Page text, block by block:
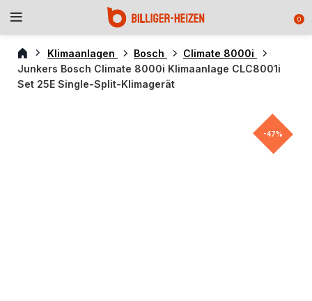
0
Klimaanlagen Bosch
Climate 8000i
Junkers Bosch Climate 8000i Klimaanlage CLC8001i
Set 25E Single-Split-Klimagerät
-47%